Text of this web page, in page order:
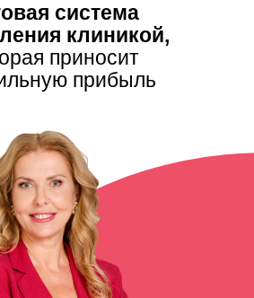
система
клиникой,
приносит
прибыль